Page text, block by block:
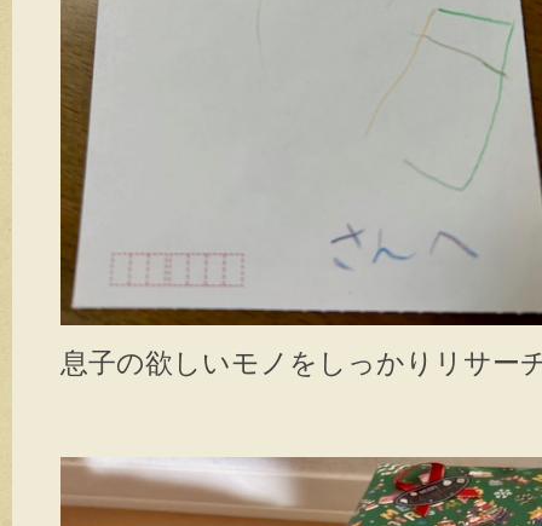
息子の欲しいモノをしっかりリサー